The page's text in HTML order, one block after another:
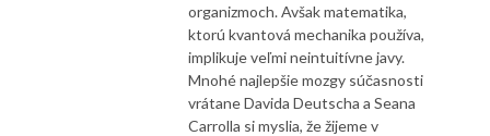
organizmoch. Avšak matematika,
ktorú kvantová mechanika používa,
implikuje veľmi neintuitívne javy.
Mnohé najlepšie mozgy súčasnosti
vrátane Davida Deutscha a Seana
Carrolla si myslia, že žijeme v